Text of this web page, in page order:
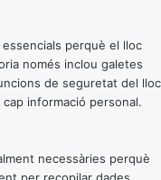
perquè el lloc
només inclou galetes
de seguretat del lloc
informació personal.
necessàries perquè